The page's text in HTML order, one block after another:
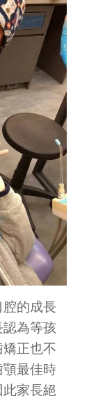
的成長
為等孩
正也不
顎最佳時
家長絕